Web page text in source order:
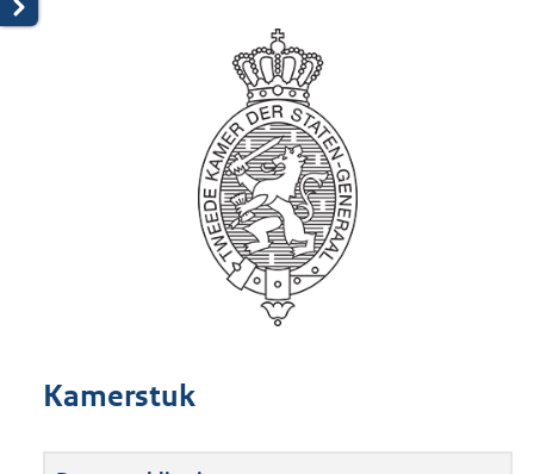
Kamerstuk